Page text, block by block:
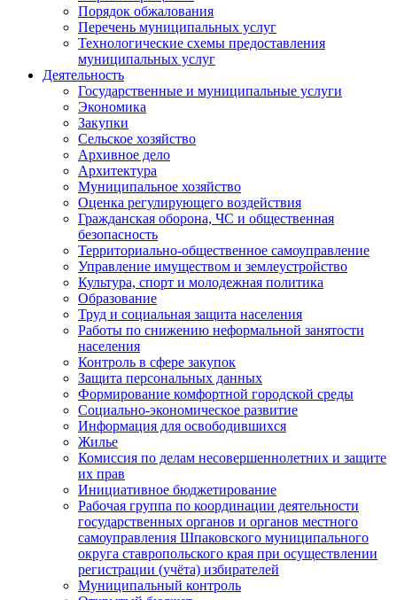
Порядок обжалования
Перечень муниципальных услуг
Технологические схемы предоставления
муниципальных услуг
Деятельность
Государственные и муниципальные услуги
Экономика
Закупки
Сельское хозяйство
Архивное дело
Архитектура
Муниципальное хозяйство
Оценка регулирующего воздействия
Гражданская оборона, ЧС и общественная
безопасность
Территориально-общественное самоуправление
Управление имуществом и землеустройство
Культура, спорт и молодежная политика
Образование
Труд и социальная защита населения
Работы по снижению неформальной занятости
населения
Контроль в сфере закупок
Защита персональных данных
Формирование комфортной городской среды
Социально-экономическое развитие
Информация для освободившихся
Жилье
Комиссия по делам несовершеннолетних и защите
их прав
Инициативное бюджетирование
Рабочая группа по координации деятельности
государственных органов и органов местного
самоуправления Шпаковского муниципального
округа ставропольского края при осуществлении
регистрации (учёта) избирателей
Муниципальный контроль